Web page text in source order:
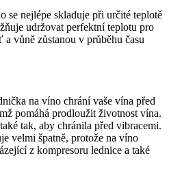
se nejlépe skladuje při určité teplotě
udržovat perfektní teplotu pro
vůně zůstanou v průběhu času
na víno chrání vaše vína před
pomáhá prodloužit životnost vína.
tak, aby chránila před vibracemi.
velmi špatně, protože na víno
z kompresoru lednice a také